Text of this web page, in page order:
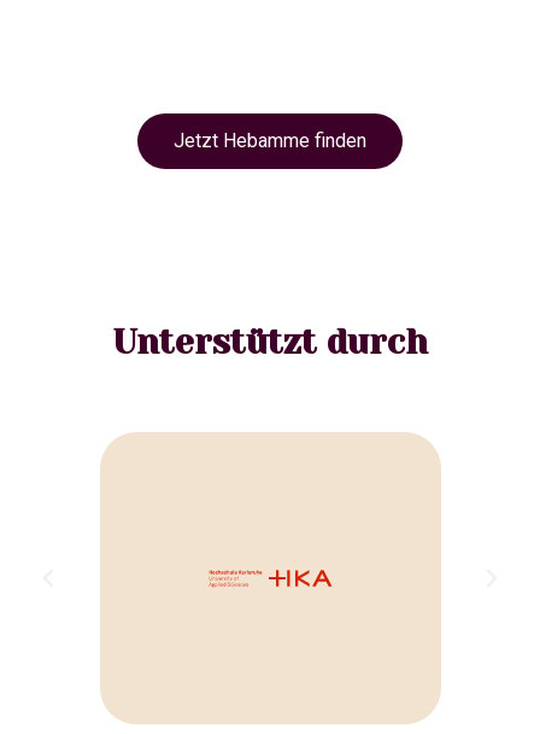
Jetzt Hebamme finden
Unterstützt durch